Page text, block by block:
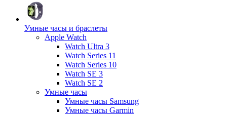
Умные часы и браслеты
Apple Watch
Watch Ultra 3
Watch Series 11
Watch Series 10
Watch SE 3
Watch SE 2
Умные часы
Умные часы Samsung
Умные часы Garmin